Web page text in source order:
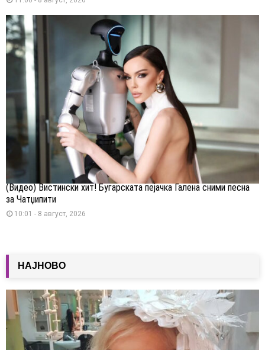
(Видео) Вистински хит! Бугарската пејачка Галена сними песна
за Чатџипити
10:01 - 8 август, 2026
НАЈНОВО